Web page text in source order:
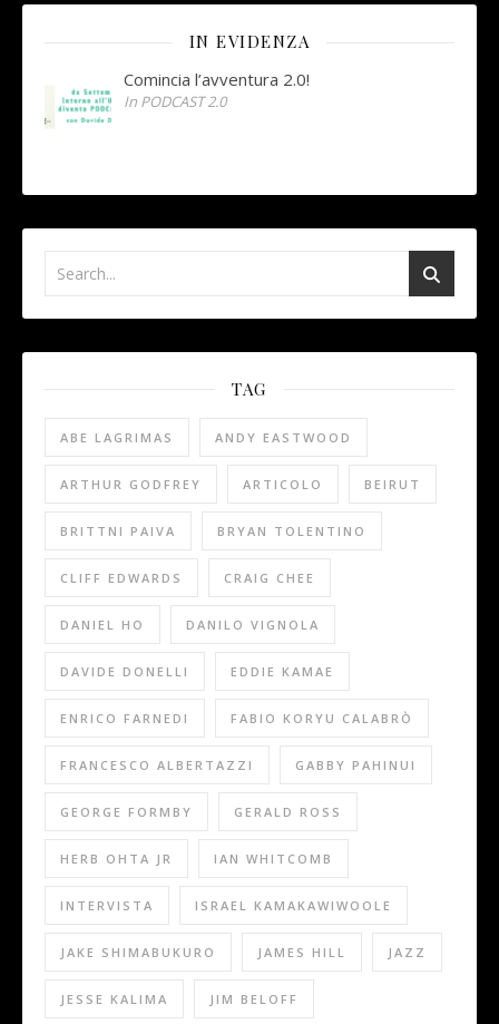
IN EVIDENZA
Comincia l’avventura 2.0!
In PODCAST 2.0
TAG
ABE LAGRIMAS ANDY EASTWOOD
ARTHUR GODFREY ARTICOLO BEIRUT
BRITTNI PAIVA BRYAN TOLENTINO
CLIFF EDWARDS CRAIG CHEE
DANIEL HO DANILO VIGNOLA
DAVIDE DONELLI EDDIE KAMAE
ENRICO FARNEDI FABIO KORYU CALABRÒ
FRANCESCO ALBERTAZZI GABBY PAHINUI
GEORGE FORMBY GERALD ROSS
HERB OHTA JR IAN WHITCOMB
INTERVISTA ISRAEL KAMAKAWIWOOLE
JAKE SHIMABUKURO JAMES HILL JAZZ
JESSE KALIMA JIM BELOFF